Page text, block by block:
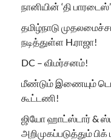
நானியின் ‘தி
தமிழ்நாடு
நடித்துள்ள H.ராஜா!
DC – விமர்சனம்!
மீண்டும் இணையும்
கூட்டணி!
ஜியோ ஹாட்ஸ்டார் &
அறிமுகப்படுத்தும்